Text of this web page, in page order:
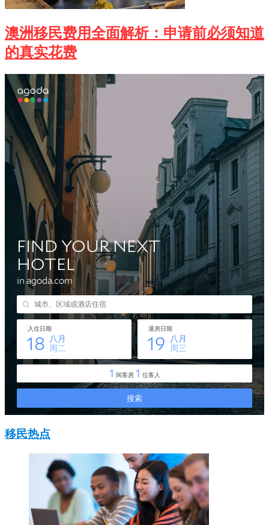
澳洲移民费用全面解析：申请前必须知道
的真实花费
移民热点